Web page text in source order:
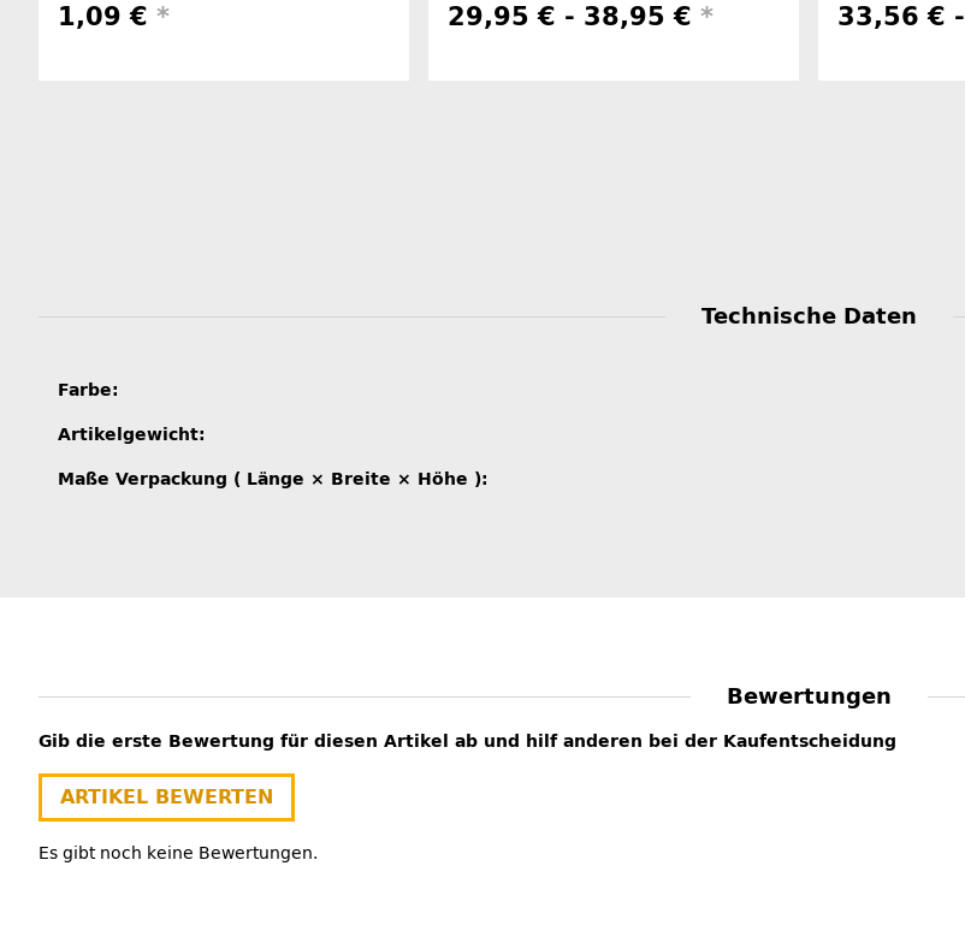
1,09 € * 29,95 € - 38,95 € * 33,56 € -
Technische Daten
Produkteigenschaft
Wert
Farbe:
Artikelgewicht:
Maße Verpackung ( Länge × Breite × Höhe ):
Bewertungen
Gib die erste Bewertung für diesen Artikel ab und hilf anderen bei der Kaufentscheidung
ARTIKEL BEWERTEN
Es gibt noch keine Bewertungen.